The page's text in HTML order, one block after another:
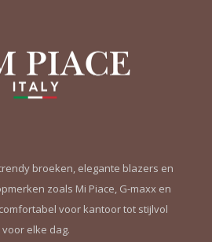
broeken, elegante blazers en
zoals Mi Piace, G-maxx en
voor kantoor tot stijlvol
voor elke dag.